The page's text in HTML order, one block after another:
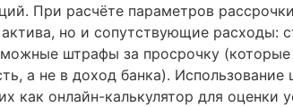
При расчёте параметров
но и сопутствующие расходы:
штрафы за просрочку (которые
а не в доход банка).
как онлайн-калькулятор для оценки